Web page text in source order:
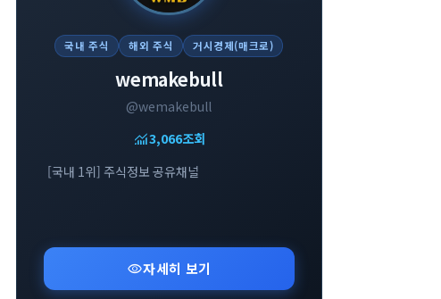
국내 주식 해외 주식 거시경제(매크로)
wemakebull
@wemakebull
monitoring3,066조회
[국내 1위] 주식정보 공유채널
visibility자세히 보기